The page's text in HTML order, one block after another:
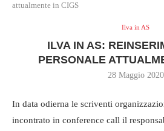
attualmente in CIGS
Ilva in AS
ILVA IN AS:
PERSONALE
28 Maggio 2020
In data odierna le scriventi
incontrato in conference call il